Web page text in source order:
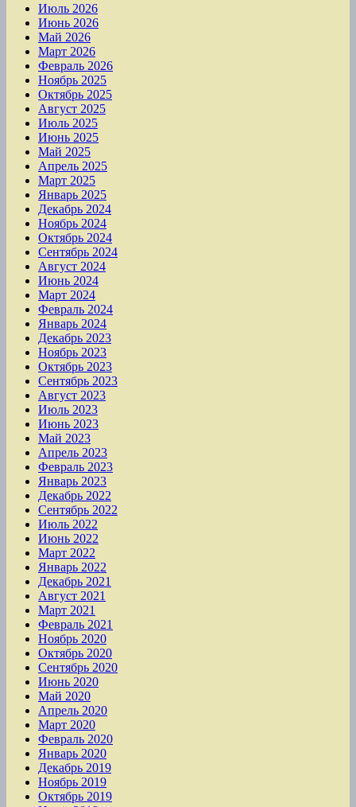
Июль 2026
Июнь 2026
Май 2026
Март 2026
Февраль 2026
Ноябрь 2025
Октябрь 2025
Август 2025
Июль 2025
Июнь 2025
Май 2025
Апрель 2025
Март 2025
Январь 2025
Декабрь 2024
Ноябрь 2024
Октябрь 2024
Сентябрь 2024
Август 2024
Июнь 2024
Март 2024
Февраль 2024
Январь 2024
Декабрь 2023
Ноябрь 2023
Октябрь 2023
Сентябрь 2023
Август 2023
Июль 2023
Июнь 2023
Май 2023
Апрель 2023
Февраль 2023
Январь 2023
Декабрь 2022
Сентябрь 2022
Июль 2022
Июнь 2022
Март 2022
Январь 2022
Декабрь 2021
Август 2021
Март 2021
Февраль 2021
Ноябрь 2020
Октябрь 2020
Сентябрь 2020
Июнь 2020
Май 2020
Апрель 2020
Март 2020
Февраль 2020
Январь 2020
Декабрь 2019
Ноябрь 2019
Октябрь 2019